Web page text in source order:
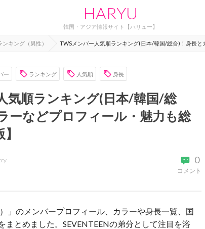
HARYU
韓国・アジア情報サイト【ハリュー】
ンキング（男性） TWSメンバー人気順ランキング(日本/韓国/総合)！身長と
ー ランキング 人気順 身長
気順ランキング(日本/韓国/総
ーなどプロフィール・魅力も総
0
コメント
」のメンバープロフィール、カラーや身長一覧、国
とめました。SEVENTEENの弟分として注目を浴